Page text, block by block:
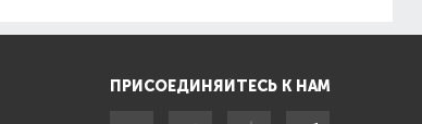
ПРИСОЕДИНЯЙТЕСЬ К НАМ